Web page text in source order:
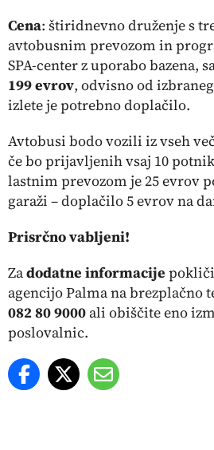
Cena: štiridnevno druženje s
avtobusnim prevozom in
SPA-center z uporabo bazena,
199 evrov, odvisno od
izlete je potrebno doplačilo.
Avtobusi bodo vozili iz vseh
če bo prijavljenih vsaj 10
lastnim prevozom je 25 evrov
garaži – doplačilo 5 evrov na
Prisrčno vabljeni!
Zadodatne informacije
agencijo Palma na brezplačno
082 80 9000 ali obiščite eno
poslovalnic.